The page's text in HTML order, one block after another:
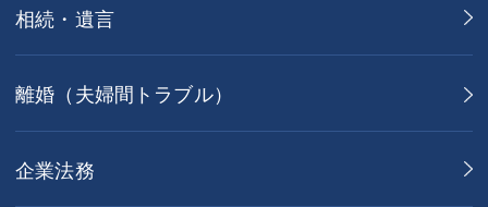
相続・遺言
離婚（夫婦間トラブル）
企業法務